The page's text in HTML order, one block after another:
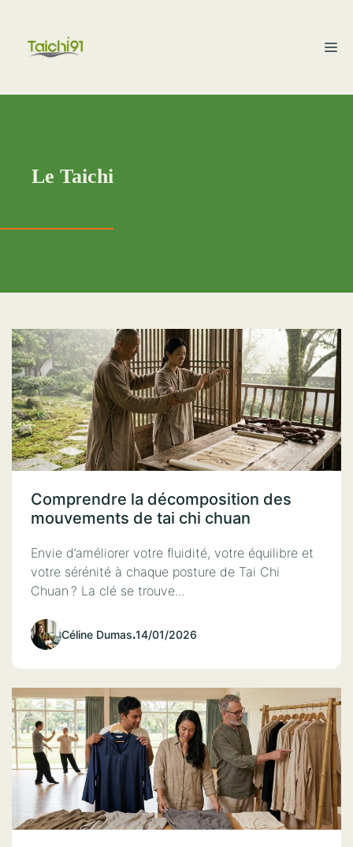
contenu
Le Taichi
Comprendre la décomposition des
mouvements de tai chi chuan
Envie d’améliorer votre fluidité, votre équilibre et
votre sérénité à chaque posture de Tai Chi
Chuan ? La clé se trouve...
Céline Dumas.14/01/2026